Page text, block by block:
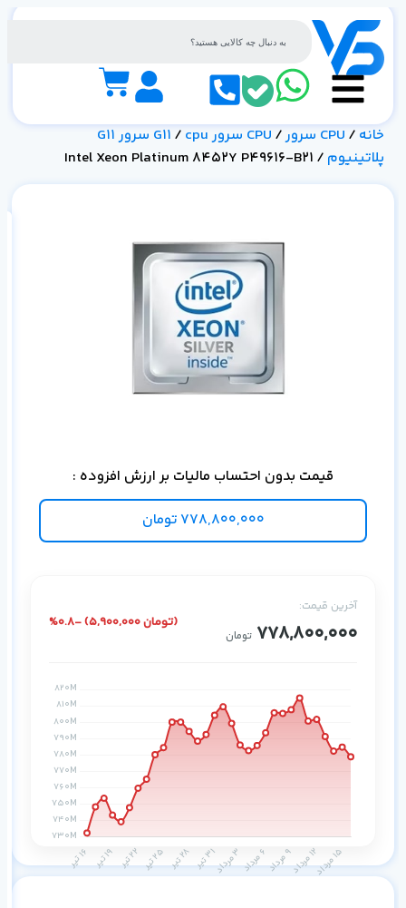
خانه / CPU سرور / CPU سرور G11 /
cpu سرور G11
پلاتینیوم / Intel Xeon Platinum 8452Y P49616-B21
قیمت بدون احتساب مالیات بر ارزش افزوده :
778,800,000 تومان
آخرین قیمت:
778,800,000 تومان
%0.8- (5,900,000 تومان)